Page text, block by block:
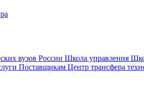
вузов России Школа управления
Поставщикам Центр трансфера